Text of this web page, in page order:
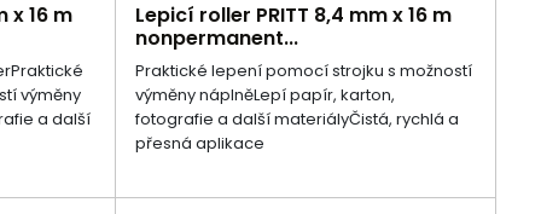
x 16 m
výměny
a další
Lepicí roller PRITT 8,4 mm x 16 m
nonpermanent...
Praktické lepení pomocí strojku s možností
výměny náplněLepí papír, karton,
fotografie a další materiályČistá, rychlá a
přesná aplikace